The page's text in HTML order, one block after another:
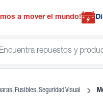
a mover el mundo!
Fusibles, Seguridad Visual